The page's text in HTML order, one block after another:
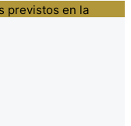
previstos en la